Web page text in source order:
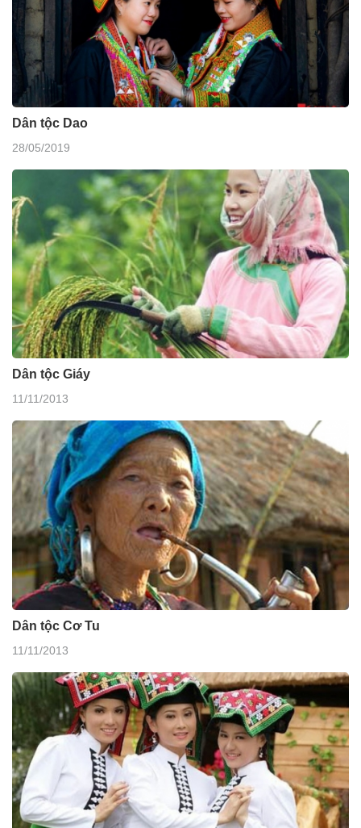
Dân tộc Dao
28/05/2019
Dân tộc Giáy
11/11/2013
Dân tộc Cơ Tu
11/11/2013